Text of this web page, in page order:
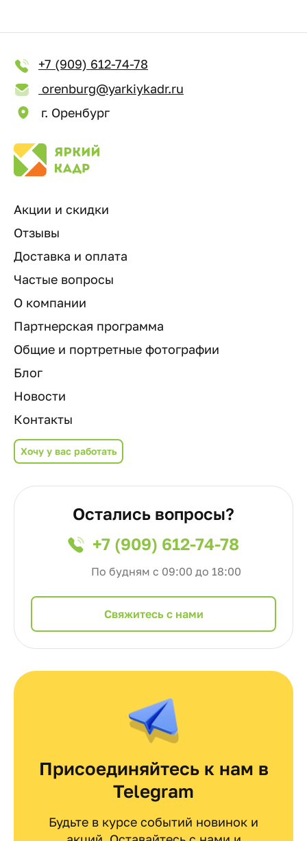
+7 (909) 612-74-78
orenburg@yarkiykadr.ru
г. Оренбург
Акции и скидки
Отзывы
Доставка и оплата
Частые вопросы
О компании
Партнерская программа
Общие и портретные фотографии
Блог
Новости
Контакты
Хочу у вас работать
Остались вопросы?
+7 (909) 612-74-78
По будням с 09:00 до 18:00
Cвяжитесь с нами
Присоединяйтесь к нам в
Telegram
Будьте в курсе событий новинок и